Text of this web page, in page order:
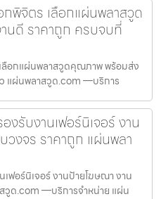
พิจิตร เลือกแผ่นพลาสวูด
นดี ราคาถูก ครบจบที่
ลือกแผ่นพลาสวูดคุณภาพ พร้อมส่ง
แผ่นพลาสวูด.com —บริการ
งรับงานเฟอร์นิเจอร์ งาน
งจร ราคาถูก แผ่นพลา
ฟอร์นิเจอร์ งานป้ายโฆษณา งาน
วูด.com —บริการจำหน่าย แผ่น